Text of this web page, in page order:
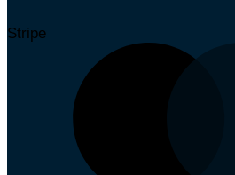
Stripe